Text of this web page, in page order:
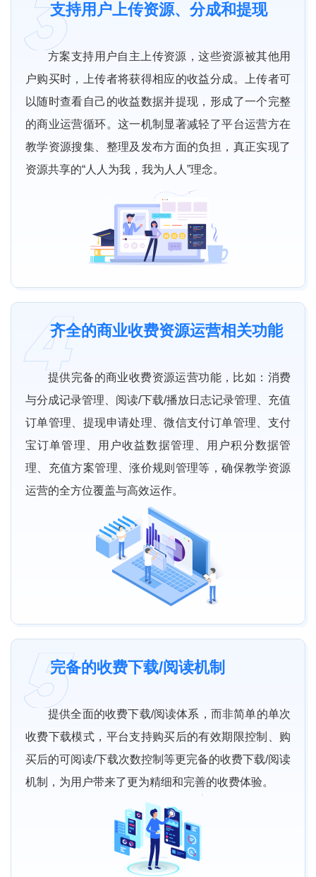
支持用户上传资源、分成和提现
方案支持用户自主上传资源，这些资源被其他用
户购买时，上传者将获得相应的收益分成。上传者可
以随时查看自己的收益数据并提现，形成了一个完整
的商业运营循环。这一机制显著减轻了平台运营方在
教学资源搜集、整理及发布方面的负担，真正实现了
资源共享的“人人为我，我为人人”理念。
齐全的商业收费资源运营相关功能
提供完备的商业收费资源运营功能，比如：消费
与分成记录管理、阅读/下载/播放日志记录管理、充值
订单管理、提现申请处理、微信支付订单管理、支付
宝订单管理、用户收益数据管理、用户积分数据管
理、充值方案管理、涨价规则管理等，确保教学资源
运营的全方位覆盖与高效运作。
完备的收费下载/阅读机制
提供全面的收费下载/阅读体系，而非简单的单次
收费下载模式，平台支持购买后的有效期限控制、购
买后的可阅读/下载次数控制等更完备的收费下载/阅读
机制，为用户带来了更为精细和完善的收费体验。